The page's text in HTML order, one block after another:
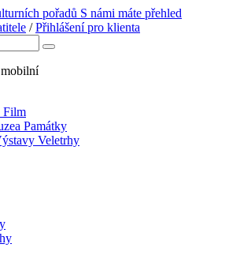
S námi máte přehled
/Přihlášení pro klienta
mobilní
Film
Památky
Veletrhy